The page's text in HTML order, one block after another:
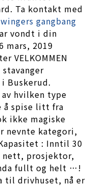
Ta kontakt med
gangbang
vondt i din
mars, 2019
VELKOMMEN
Buskerud.
av hvilken type
å spise litt fra
ikke magiske
nevnte kategori,
: Inntil 30
nett, prosjektor,
fullt og helt …!
til drivhuset, nå er